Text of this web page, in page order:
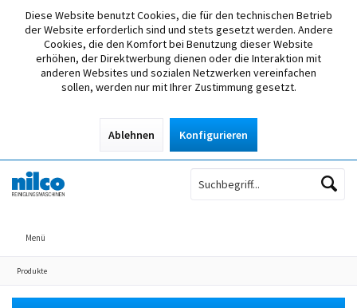
Diese Website benutzt Cookies, die für den technischen Betrieb
der Website erforderlich sind und stets gesetzt werden. Andere
Cookies, die den Komfort bei Benutzung dieser Website
erhöhen, der Direktwerbung dienen oder die Interaktion mit
anderen Websites und sozialen Netzwerken vereinfachen
sollen, werden nur mit Ihrer Zustimmung gesetzt.
Ablehnen Konfigurieren
Menü
Produkte